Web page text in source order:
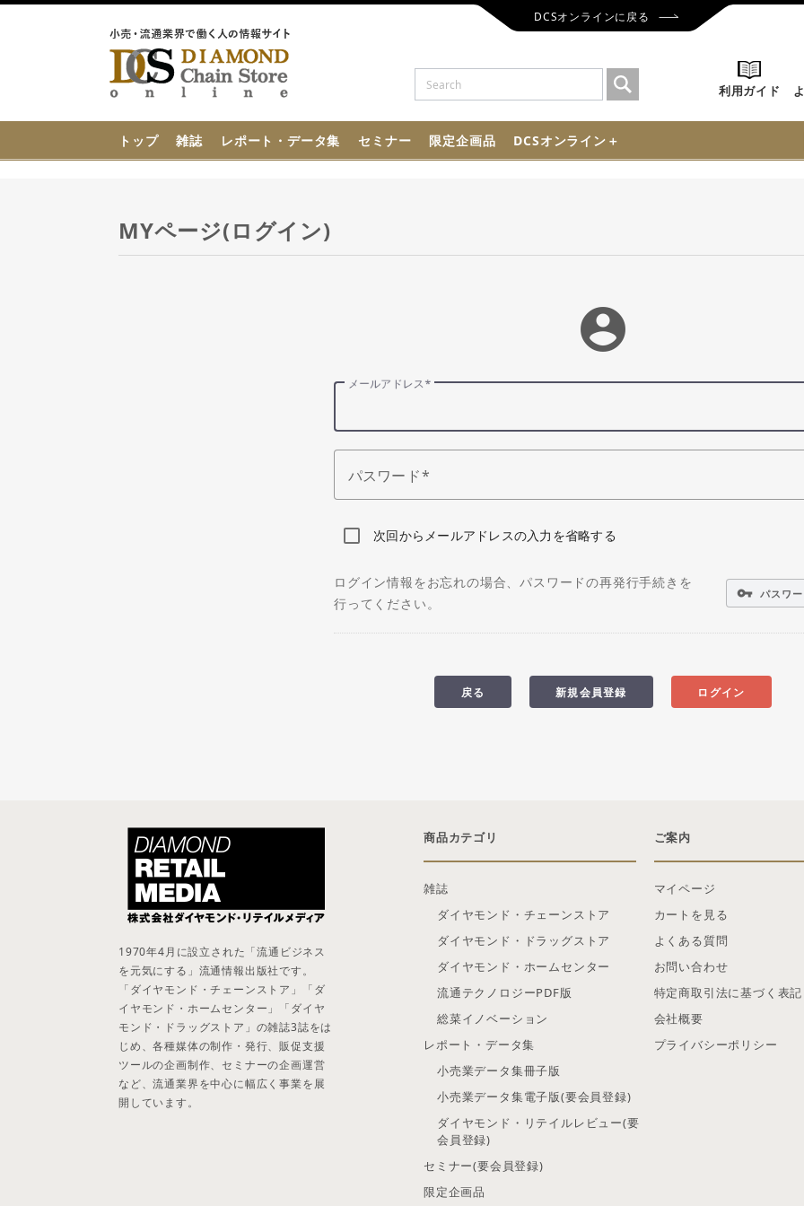
DCSオンラインに戻る
利用ガイド
トップ 雑誌 レポート・データ集 セミナー 限定企画品 DCSオンライン＋
MYページ(ログイン)
account_circle
メールアドレス
パスワード
次回からメールアドレスの入力を省略する
ログイン情報をお忘れの場合、パスワードの再発行手続きを
行ってください。
vpn_key パスワ
ログイン
新規会員登録
戻る
商品カテゴリ
雑誌
ダイヤモンド・チェーンストア
ダイヤモンド・ドラッグストア
ダイヤモンド・ホームセンター
流通テクノロジーPDF版
総菜イノベーション
レポート・データ集
小売業データ集冊子版
小売業データ集電子版(要会員登録)
ダイヤモンド・リテイルレビュー(要
会員登録)
セミナー(要会員登録)
限定企画品
ご案内
マイページ
カートを見る
よくある質問
お問い合わせ
特定商取引法に基づく表記
会社概要
プライバシーポリシー
1970年4月に設立された「流通ビジネス
を元気にする」流通情報出版社です。
「ダイヤモンド・チェーンストア」「ダ
イヤモンド・ホームセンター」「ダイヤ
モンド・ドラッグストア」の雑誌3誌をは
じめ、各種媒体の制作・発行、販促支援
ツールの企画制作、セミナーの企画運営
など、流通業界を中心に幅広く事業を展
開しています。